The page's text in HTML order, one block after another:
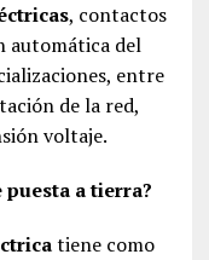
, contactos
automática del
entre
de la red,
voltaje.
a tierra?
tiene como